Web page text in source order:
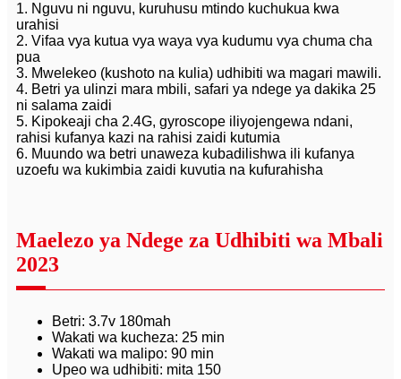
1. Nguvu ni nguvu, kuruhusu mtindo kuchukua kwa
urahisi
2. Vifaa vya kutua vya waya vya kudumu vya chuma cha
pua
3. Mwelekeo (kushoto na kulia) udhibiti wa magari mawili.
4. Betri ya ulinzi mara mbili, safari ya ndege ya dakika 25
ni salama zaidi
5. Kipokeaji cha 2.4G, gyroscope iliyojengewa ndani,
rahisi kufanya kazi na rahisi zaidi kutumia
6. Muundo wa betri unaweza kubadilishwa ili kufanya
uzoefu wa kukimbia zaidi kuvutia na kufurahisha
Maelezo ya Ndege za Udhibiti wa Mbali
2023
Betri: 3.7v 180mah
Wakati wa kucheza: 25 min
Wakati wa malipo: 90 min
Upeo wa udhibiti: mita 150